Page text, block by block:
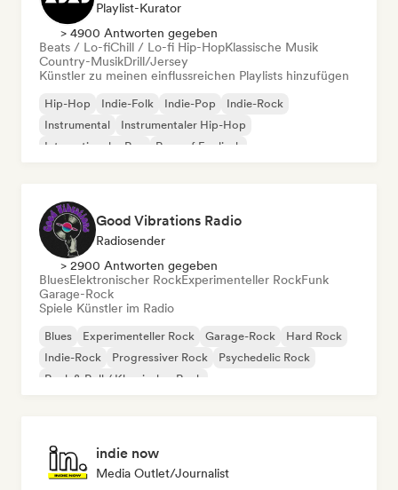
Playlist-Kurator
> 4900 Antworten gegeben
Beats / Lo-fiChill / Lo-fi Hip-HopKlassische Musik
Country-MusikDrill/Jersey
Künstler zu meinen einflussreichen Playlists hinzufügen
Hip-Hop Indie-Folk Indie-Pop
Indie-Rock
Instrumental
Instrumentaler Hip-Hop
Internationaler Rap
Rap auf Englisch
Good Vibrations Radio
Radiosender
> 2900 Antworten gegeben
BluesElektronischer RockExperimenteller RockFunk
Garage-Rock
Spiele Künstler im Radio
Blues Experimenteller Rock Garage-Rock
Hard Rock
Indie-Rock
Progressiver Rock
Psychedelic Rock
Rock & Roll / Klassischer Rock
indie now
Media Outlet/Journalist